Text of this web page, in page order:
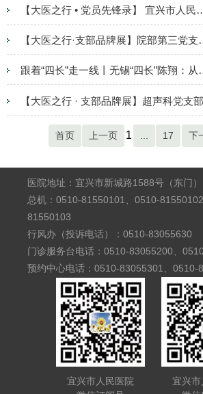
【大医之行 • 党员先锋录】 宜兴市
【大医之行·支部品
跟着“四长”走一
首页 上一页 1 17 下
医院地址：宜兴市新城路1588号（东门）
总机：0510-81550101、0510-
81550103
行风办（投诉电话）：0510-83055630
门诊服务台电话：0510-83055200、
预约中心电话：0510-83055301、0510-
宜兴市人民医院
宜兴市